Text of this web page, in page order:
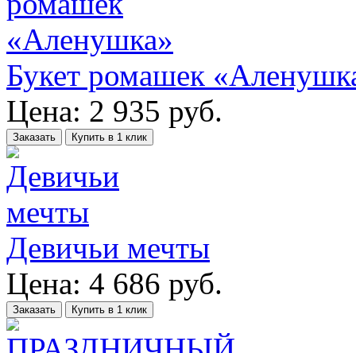
Букет ромашек
Цена: 2 935 руб.
Заказать Купить в 1 клик
Девичьи мечты
Цена: 4 686 руб.
Заказать Купить в 1 клик